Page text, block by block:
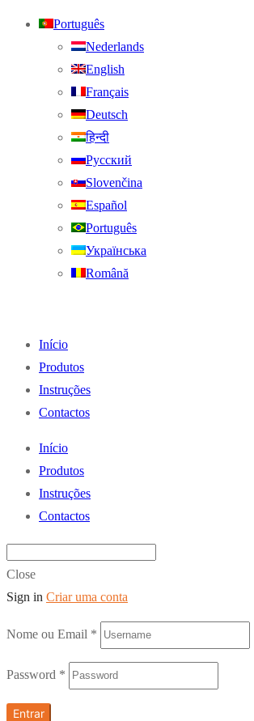
Português
Nederlands
English
Français
Deutsch
हिन्दी
Русский
Slovenčina
Español
Português
Українська
Română
Início
Produtos
Instruções
Contactos
Início
Produtos
Instruções
Contactos
Close
Sign in Criar uma conta
Nome ou Email *
Password *
Entrar